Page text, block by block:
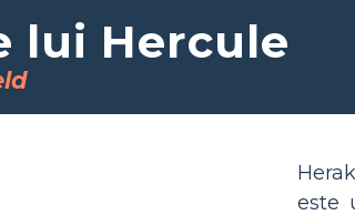
lui Hercule
este